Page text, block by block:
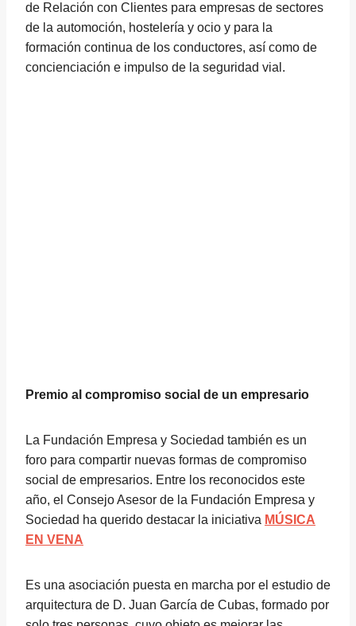
de Relación con Clientes para empresas de sectores
de la automoción, hostelería y ocio y para la
formación continua de los conductores, así como de
concienciación e impulso de la seguridad vial.
Premio al compromiso social de un empresario
La Fundación Empresa y Sociedad también es un
foro para compartir nuevas formas de compromiso
social de empresarios. Entre los reconocidos este
año, el Consejo Asesor de la Fundación Empresa y
Sociedad ha querido destacar la iniciativa MÚSICA
EN VENA
Es una asociación puesta en marcha por el estudio de
arquitectura de D. Juan García de Cubas, formado por